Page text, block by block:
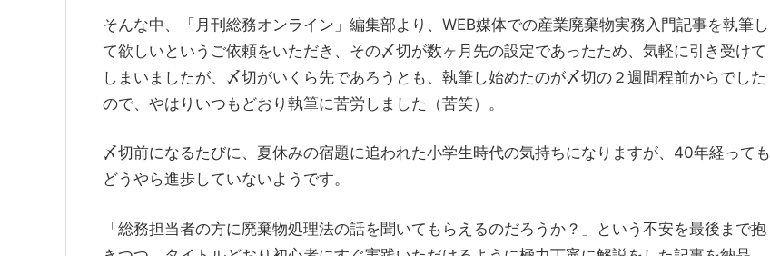
そんな中、「月刊総務オンライン」編集部より、WEB媒体での産業廃棄物実務入門記事を執筆し
て欲しいというご依頼をいただき、その〆切が数ヶ月先の設定であったため、気軽に引き受けて
しまいましたが、〆切がいくら先であろうとも、執筆し始めたのが〆切の２週間程前からでした
ので、やはりいつもどおり執筆に苦労しました（苦笑）。
〆切前になるたびに、夏休みの宿題に追われた小学生時代の気持ちになりますが、40年経っても
どうやら進歩していないようです。
「総務担当者の方に廃棄物処理法の話を聞いてもらえるのだろうか？」という不安を最後まで抱